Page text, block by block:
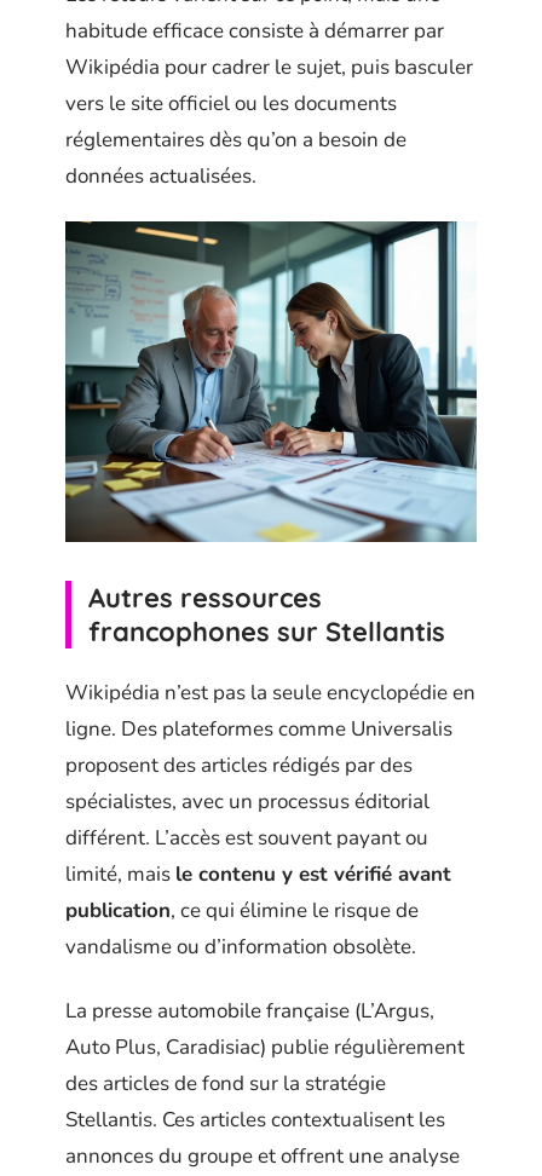
habitude efficace consiste à démarrer par
Wikipédia pour cadrer le sujet, puis basculer
vers le site officiel ou les documents
réglementaires dès qu’on a besoin de
données actualisées.
Autres ressources
francophones sur Stellantis
Wikipédia n’est pas la seule encyclopédie en
ligne. Des plateformes comme Universalis
proposent des articles rédigés par des
spécialistes, avec un processus éditorial
différent. L’accès est souvent payant ou
limité, mais le contenu y est vérifié avant
publication, ce qui élimine le risque de
vandalisme ou d’information obsolète.
La presse automobile française (L’Argus,
Auto Plus, Caradisiac) publie régulièrement
des articles de fond sur la stratégie
Stellantis. Ces articles contextualisent les
annonces du groupe et offrent une analyse